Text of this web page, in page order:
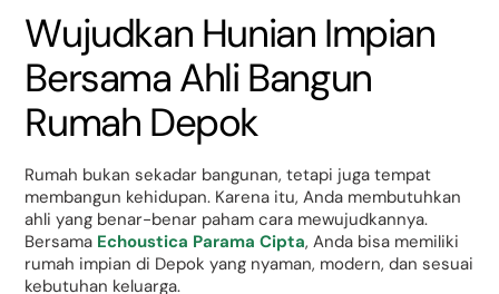
Wujudkan Hunian Impian
Bersama Ahli Bangun
Rumah Depok
Rumah bukan sekadar bangunan, tetapi juga tempat
membangun kehidupan. Karena itu, Anda membutuhkan
ahli yang benar-benar paham cara mewujudkannya.
Bersama Echoustica Parama Cipta, Anda bisa memiliki
rumah impian di Depok yang nyaman, modern, dan sesuai
kebutuhan keluarga.